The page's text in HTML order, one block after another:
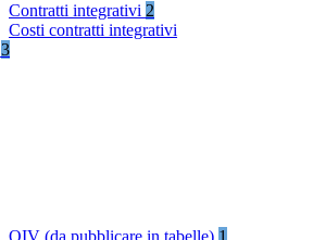
Contratti integrativi 2
Costi contratti integrativi
3